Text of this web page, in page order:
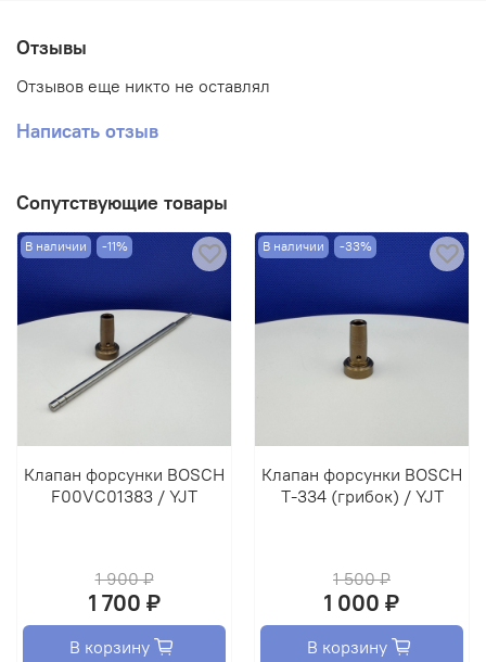
Отзывы
Отзывов еще никто не оставлял
Написать отзыв
Сопутствующие товары
В наличии -11%
Клапан форсунки BOSCH
F00VC01383 / YJT
1 900 ₽
1 700 ₽
В корзину
В наличии -33%
Клапан форсунки BOSCH
T-334 (грибок) / YJT
1 500 ₽
1 000 ₽
В корзину